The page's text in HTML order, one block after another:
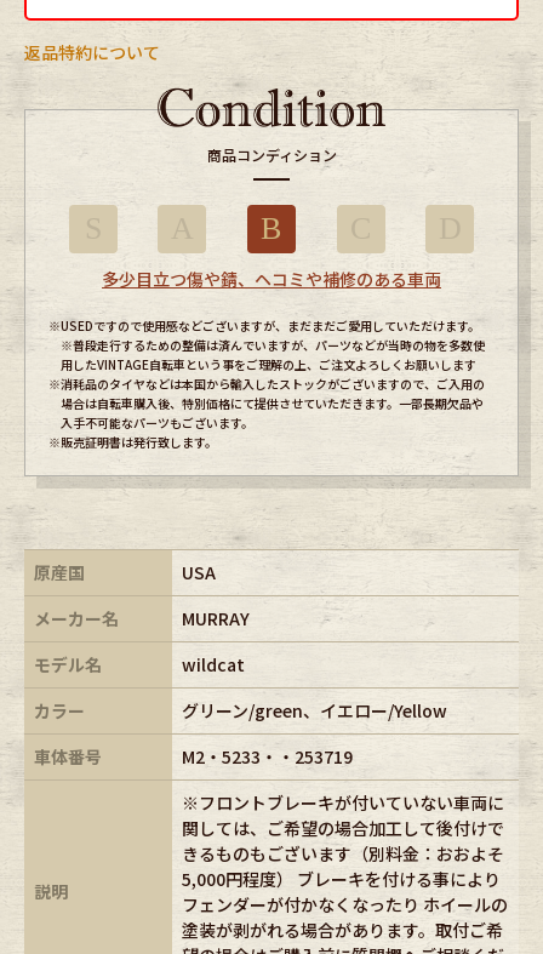
FAFATT
返品特約について
商品コンディション
B
多少目立つ傷や錆、ヘコミや補修のある車両
※USEDですので使用感などございますが、まだまだご愛用していただけます。
※普段走行するための整備は済んでいますが、パーツなどが当時の物を多数使
用したVINTAGE自転車という事をご理解の上、ご注文よろしくお願いします
※消耗品のタイヤなどは本国から輸入したストックがございますので、ご入用の
場合は自転車購入後、特別価格にて提供させていただきます。一部長期欠品や
入手不可能なパーツもございます。
※販売証明書は発行致します。
原産国
USA
メーカー名
MURRAY
モデル名
wildcat
カラー
グリーン/green、イエロー/Yellow
車体番号
M2・5233・・253719
説明
※フロントブレーキが付いていない車両に
関しては、ご希望の場合加工して後付けで
きるものもございます（別料金：おおよそ
5,000円程度） ブレーキを付ける事により
フェンダーが付かなくなったり ホイールの
塗装が剥がれる場合があります。取付ご希